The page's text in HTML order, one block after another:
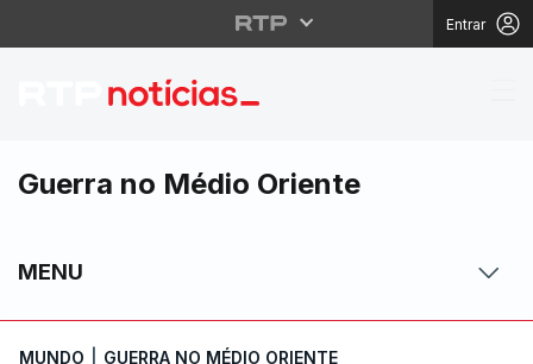
Entrar
Empresas pagam até
Guerra no Médio Oriente
MENU
MUNDO GUERRA NO MÉDIO ORIENTE